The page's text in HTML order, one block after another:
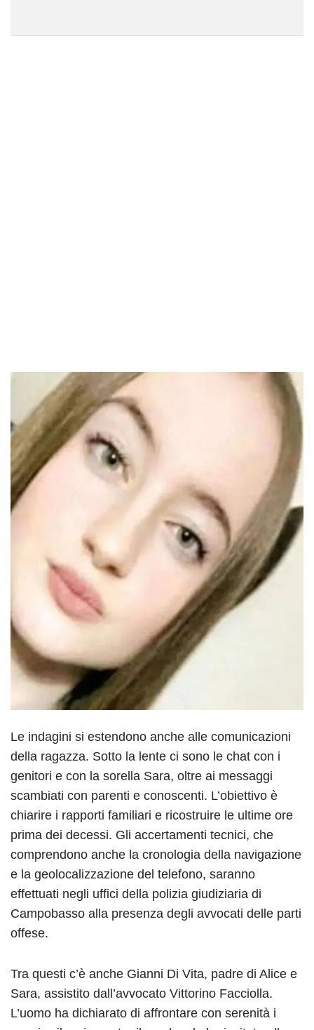
Le indagini si estendono anche alle comunicazioni
della ragazza. Sotto la lente ci sono le chat con i
genitori e con la sorella Sara, oltre ai messaggi
scambiati con parenti e conoscenti. L’obiettivo è
chiarire i rapporti familiari e ricostruire le ultime ore
prima dei decessi. Gli accertamenti tecnici, che
comprendono anche la cronologia della navigazione
e la geolocalizzazione del telefono, saranno
effettuati negli uffici della polizia giudiziaria di
Campobasso alla presenza degli avvocati delle parti
offese.
Tra questi c’è anche Gianni Di Vita, padre di Alice e
Sara, assistito dall’avvocato Vittorino Facciolla.
L’uomo ha dichiarato di affrontare con serenità i